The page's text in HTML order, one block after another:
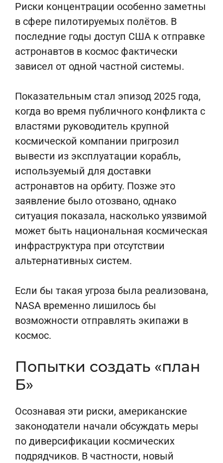
Риски концентрации особенно заметны
в сфере пилотируемых полётов. В
последние годы доступ США к отправке
астронавтов в космос фактически
зависел от одной частной системы.
Показательным стал эпизод 2025 года,
когда во время публичного конфликта с
властями руководитель крупной
космической компании пригрозил
вывести из эксплуатации корабль,
используемый для доставки
астронавтов на орбиту. Позже это
заявление было отозвано, однако
ситуация показала, насколько уязвимой
может быть национальная космическая
инфраструктура при отсутствии
альтернативных систем.
Если бы такая угроза была реализована,
NASA временно лишилось бы
возможности отправлять экипажи в
космос.
Попытки создать «план
Б»
Осознавая эти риски, американские
законодатели начали обсуждать меры
по диверсификации космических
подрядчиков. В частности, новый